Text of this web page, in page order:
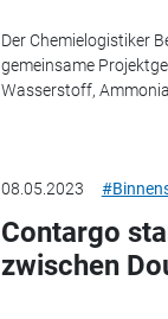
Der Chemielogistiker
gemeinsame
Wasserstoff,
08.05.2023
Contargo
zwischen